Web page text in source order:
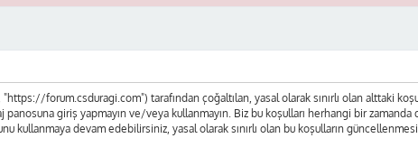
forum.csduragi.com") tarafından çoğaltılan, yasal olarak sınırlı olan alttaki
giriş yapmayın ve/veya kullanmayın. Biz bu koşulları herhangi bir
kullanmaya devam edebilirsiniz, yasal olarak sınırlı olan bu koşulların